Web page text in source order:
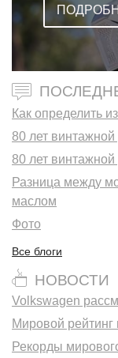
Как определить
80 лет
80 лет
Разница между
маслом
Фото
Все блоги
НОВОСТИ
Volkswagen
Мировой рейтинг
Рекорды